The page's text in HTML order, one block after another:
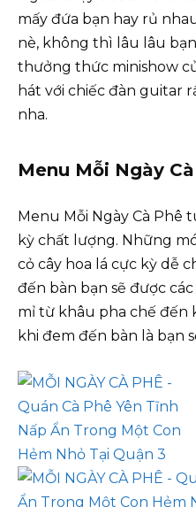
mấy đứa bạn hay rủ
nè, không thì lâu lâu
thưởng thức minishow
hát với chiếc đàn guitar
nha.
Menu Mỗi Ngày
Menu Mỗi Ngày Cà Phê
kỳ chất lượng. Những
cỏ cây hoa lá cực kỳ dễ
đến bàn bạn sẽ được
mỉ từ khâu pha chế đến
khi đem đến bàn là bạn